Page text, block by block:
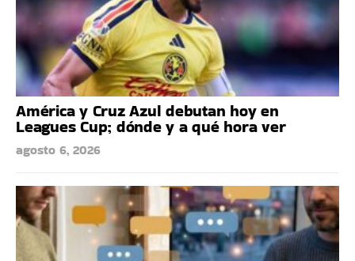
América y Cruz Azul debutan hoy en
Leagues Cup; dónde y a qué hora ver
agosto 6, 2026